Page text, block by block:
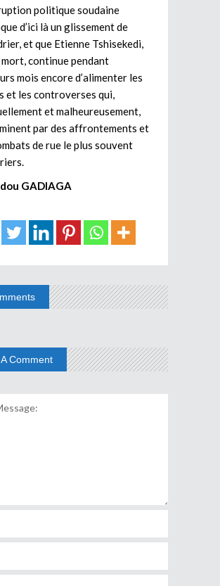
politique soudaine
d’ici là un glissement de
et que Etienne Tshisekedi,
mort, continue pendant
mois encore d’alimenter les
et les controverses qui,
et malheureusement,
par des affrontements et
de rue le plus souvent
GADIAGA
Comment